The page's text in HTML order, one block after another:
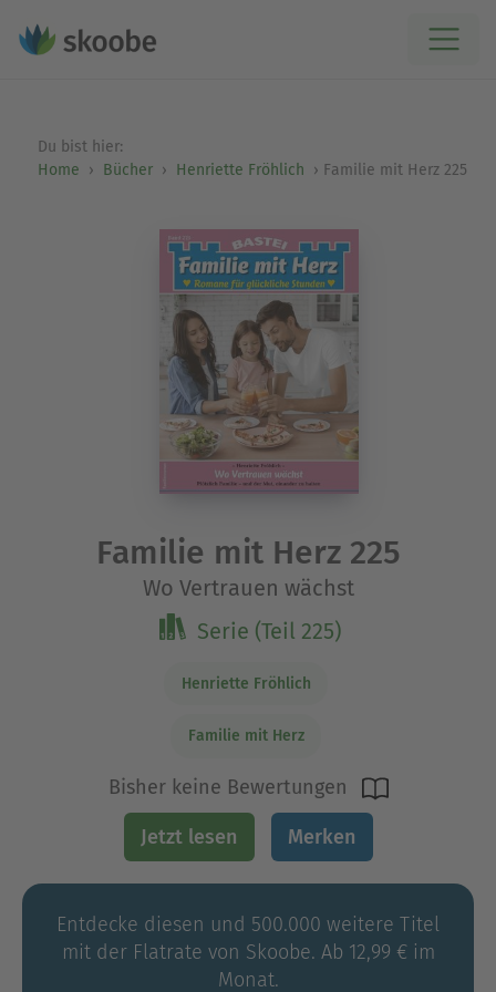
Du bist hier:
Home
Bücher Henriette Fröhlich Familie mit Herz 225
Familie mit Herz 225
Wo Vertrauen wächst
Serie (Teil 225)
Henriette Fröhlich
Familie mit Herz
Bisher keine Bewertungen
Jetzt lesen Merken
Entdecke diesen und 500.000 weitere Titel
mit der Flatrate von Skoobe. Ab 12,99 € im
Monat.